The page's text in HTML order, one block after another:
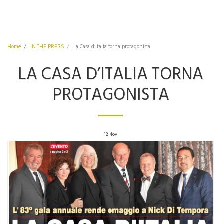
Home IN THE PRESS La Casa d’Italia torna protagonista
LA CASA D’ITALIA TORNA
PROTAGONISTA
12 Nov